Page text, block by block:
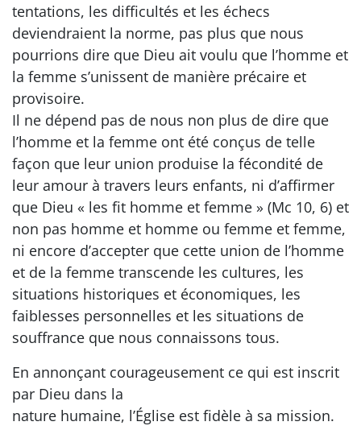
tentations, les difficultés et les échecs
deviendraient la norme, pas plus que nous
pourrions dire que Dieu ait voulu que l’homme et
la femme s’unissent de manière précaire et
provisoire.
Il ne dépend pas de nous non plus de dire que
l’homme et la femme ont été conçus de telle
façon que leur union produise la fécondité de
leur amour à travers leurs enfants, ni d’affirmer
que Dieu « les fit homme et femme » (Mc 10, 6) et
non pas homme et homme ou femme et femme,
ni encore d’accepter que cette union de l’homme
et de la femme transcende les cultures, les
situations historiques et économiques, les
faiblesses personnelles et les situations de
souffrance que nous connaissons tous.
En annonçant courageusement ce qui est inscrit
par Dieu dans la
nature humaine, l’Église est fidèle à sa mission.